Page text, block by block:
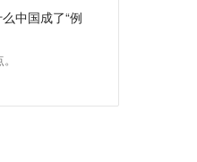
中国成了“例